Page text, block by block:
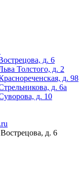
д. 6
Толстого, д. 2
д. 98
д. 6а
д. 10
д. 6